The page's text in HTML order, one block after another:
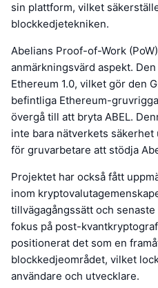
sin plattform, vilket
blockkedjetekniken.
Abelians Proof-of-Work
anmärkningsvärd aspekt.
Ethereum 1.0, vilket gör den
befintliga Ethereum-
övergå till att bryta ABEL.
inte bara nätverkets
för gruvarbetare att stödja
Projektet har också fått
inom
tillvägagångssätt och
fokus på post-
positionerat det som en
blockkedjeområdet, vilket
användare och utvecklare.